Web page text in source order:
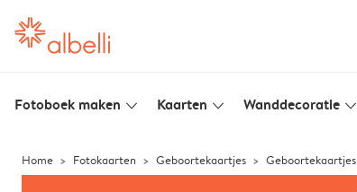
Fotoboek maken slim_arrow_down Kaarten slim_arrow_down Wanddecoratie slim_arrow_down
Home Fotokaarten Geboortekaartjes Geboortekaartjes